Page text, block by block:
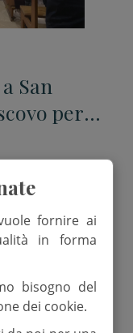
San
per
giulio diaco
fornire ai
in forma
bisogno del
dei cookie.